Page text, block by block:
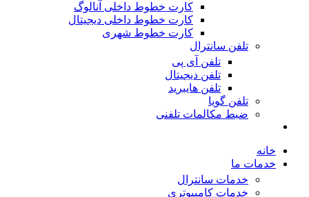
کارت خطوط داخلی آنالوگ
کارت خطوط داخلی دیجیتال
کارت خطوط شهری
تلفن سانترال
تلفن آی پی
تلفن دیجیتال
تلفن هایبرید
تلفن گویا
ضبط مکالمات تلفنی
خانه
خدمات ما
خدمات سانترال
خدمات کامپیوتری